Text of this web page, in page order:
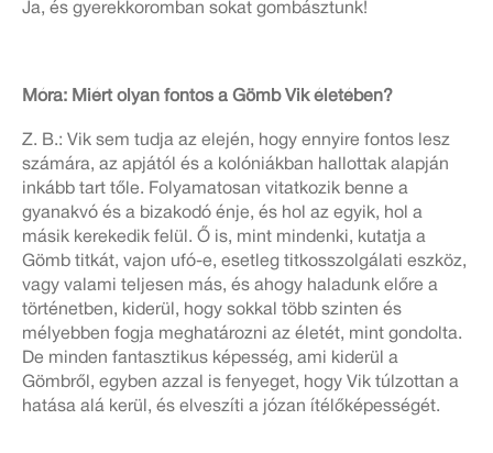
Ja, és gyerekkoromban sokat gombásztunk!
Móra: Miért olyan fontos a Gömb Vik életében?
Z. B.: Vik sem tudja az elején, hogy ennyire fontos lesz
számára, az apjától és a kolóniákban hallottak alapján
inkább tart tőle. Folyamatosan vitatkozik benne a
gyanakvó és a bizakodó énje, és hol az egyik, hol a
másik kerekedik felül. Ő is, mint mindenki, kutatja a
Gömb titkát, vajon ufó-e, esetleg titkosszolgálati eszköz,
vagy valami teljesen más, és ahogy haladunk előre a
történetben, kiderül, hogy sokkal több szinten és
mélyebben fogja meghatározni az életét, mint gondolta.
De minden fantasztikus képesség, ami kiderül a
Gömbről, egyben azzal is fenyeget, hogy Vik túlzottan a
hatása alá kerül, és elveszíti a józan ítélőképességét.